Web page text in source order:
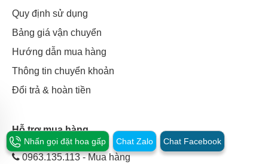
Quy định sử dụng
Bảng giá vận chuyển
Hướng dẫn mua hàng
Thông tin chuyển khoản
Đổi trả & hoàn tiền
Hỗ trợ mua hàng
0963.135.113 - Mua hàng
Nhấn gọi đặt hoa gấp Chat Zalo Chat Facebook